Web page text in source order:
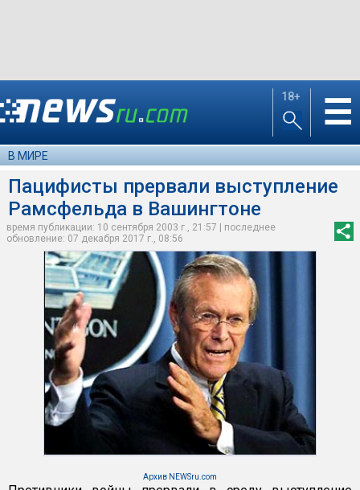
18+ ☰
В МИРЕ
Пацифисты прервали выступление
Рамсфельда в Вашингтоне
время публикации: 10 сентября 2003 г., 21:57 | последнее
обновление: 07 декабря 2017 г., 08:56
Архив NEWSru.com